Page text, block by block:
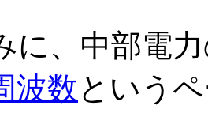
、中部電
波数という